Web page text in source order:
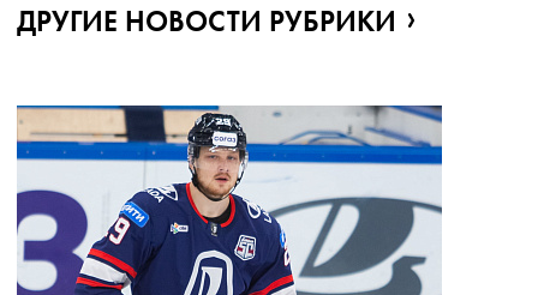
ДРУГИЕ НОВОСТИ РУБРИКИ